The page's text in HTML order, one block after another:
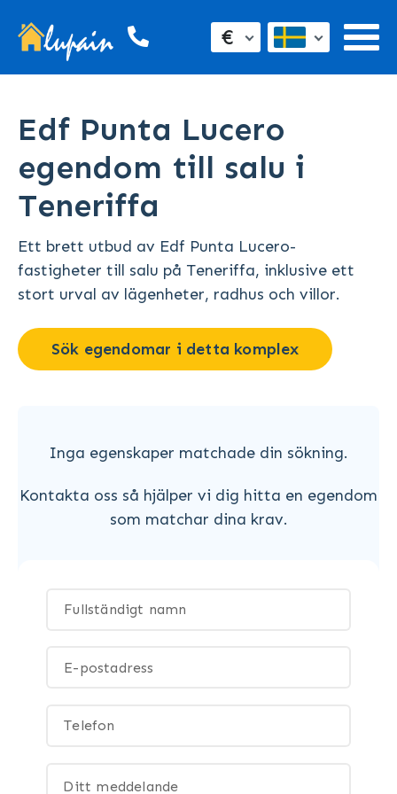
€
Edf Punta Lucero
egendom till salu i
Teneriffa
Ett brett utbud av Edf Punta Lucero-
fastigheter till salu på Teneriffa, inklusive ett
stort urval av lägenheter, radhus och villor.
Sök egendomar i detta komplex
Inga egenskaper matchade din sökning.
Kontakta oss så hjälper vi dig hitta en egendom
som matchar dina krav.